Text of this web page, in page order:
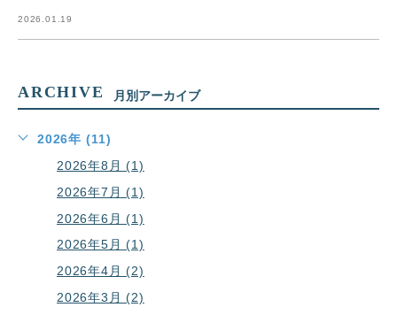
2026.01.19
ARCHIVE 月別アーカイブ
2026年 (11)
2026年8月 (1)
2026年7月 (1)
2026年6月 (1)
2026年5月 (1)
2026年4月 (2)
2026年3月 (2)